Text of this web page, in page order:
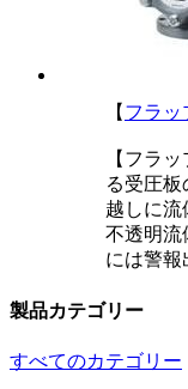
【 フラッ
【フラ
る受圧
越しに流
不透明流
には警報
製品カテゴリー
すべてのカテゴリー